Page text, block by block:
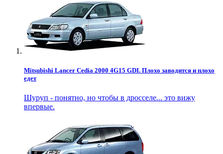
Mitsubishi Lancer Cedia 2000 4G15 GDI. Плохо заводится и плохо
едет
Шуруп - понятно, но чтобы в дросселе... это вижу
впервые.